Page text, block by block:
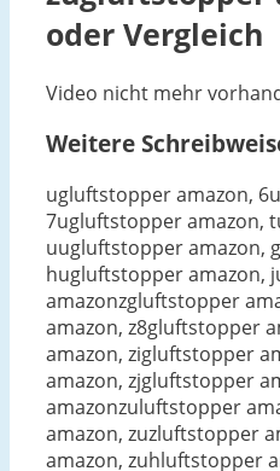
oder Vergleich
Video nicht mehr
Weitere
ugluftstopper amazon,
7ugluftstopper amazon,
uugluftstopper amazon,
hugluftstopper amazon,
amazonzgluftstopper
amazon, z8gluftstopper
amazon, zigluftstopper
amazon, zjgluftstopper
amazonzuluftstopper
amazon, zuzluftstopper
amazon, zuhluftstopper